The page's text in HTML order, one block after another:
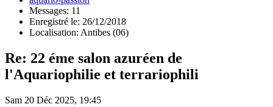
Messages: 11
Enregistré le: 26/12/2018
Localisation: Antibes (06)
Re: 22 éme salon azuréen de
l'Aquariophilie et terrariophili
Sam 20 Déc 2025, 19:45